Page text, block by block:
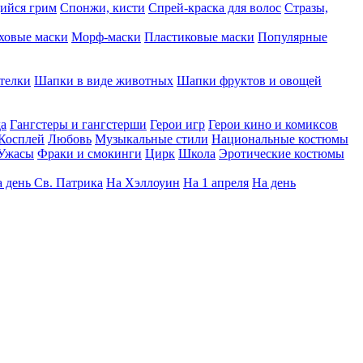
грим Спонжи, кисти Спрей-краска для волос Стразы,
маски Морф-маски Пластиковые маски Популярные
Шапки в виде животных Шапки фруктов и овощей
Гангстеры и гангстерши Герои игр Герои кино и комиксов
Любовь Музыкальные стили Национальные костюмы
Фраки и смокинги Цирк Школа Эротические костюмы
день Св. Патрика На Хэллоуин На 1 апреля На день